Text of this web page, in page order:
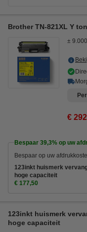
Brother TN-821XL Y
±
€
Bespaar 39,3% op uw
Bespaar op uw
123inkt huismerk
hoge capaciteit
€ 177,50
123inkt huismerk
hoge capaciteit